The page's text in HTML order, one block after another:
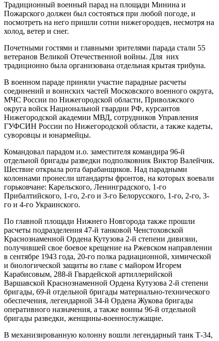
Традиционный военный парад на площади Минина и
Пожарского должен был состояться при любой погоде, и
посмотреть на него пришли сотни нижегородцев, несмотря на
холод, ветер и снег.
Почетными гостями и главными зрителями парада стали 55
ветеранов Великой Отечественной войны. Для них
традиционно была организована отдельная крытая трибуна.
В военном параде приняли участие парадные расчеты
соединений и воинских частей Московского военного округа,
МЧС России по Нижегородской области, Приволжского
округа войск Национальной гвардии РФ, курсантов
Нижегородской академии МВД, сотрудников Управления
ГУФСИН России по Нижегородской области, а также кадеты,
суворовцы и юнармейцы.
Командовал парадом и.о. заместителя командира 96-й
отдельной бригады разведки подполковник Виктор Валейчик.
Шествие открыла рота барабанщиков. Над парадными
колоннами пронесли штандарты фронтов, на которых воевали
горьковчане: Карельского, Ленинградского, 1-го
Прибалтийского, 1-го, 2-го и 3-го Белорусского, 1-го, 2-го, 3-
го и 4-го Украинского.
По главной площади Нижнего Новгорода также прошли
расчеты подразделения 47-й танковой Ченстоховской
Краснознаменной Ордена Кутузова 2-й степени дивизии,
получившей свое боевое крещение на Ржевском направлении
в сентябре 1943 года, 20-го полка радиационной, химической
и биологической защиты во главе с майором Игорем
Карабисовым, 288-й Гвардейской артиллерийской
Варшавской Краснознаменной Ордена Кутузова 2-й степени
бригады, 69-й отдельной бригады материально-технического
обеспечения, легендарной 34-й Ордена Жукова бригады
оперативного назначения, а также воины 96-й отдельной
бригады разведки, женщины-военнослужащие.
В механизированную колонну вошли легендарный танк Т-34,